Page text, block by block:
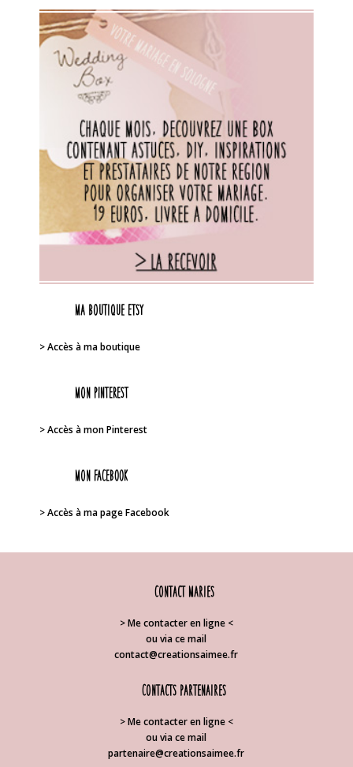
Ma boutique Etsy
> Accès à ma boutique
Mon PINTEREST
> Accès à mon Pinterest
Mon FACEBOOK
> Accès à ma page Facebook
Contact Maries
> Me contacter en ligne <
ou via ce mail
contact@creationsaimee.fr
Contacts partenaires
> Me contacter en ligne <
ou via ce mail
partenaire@creationsaimee.fr